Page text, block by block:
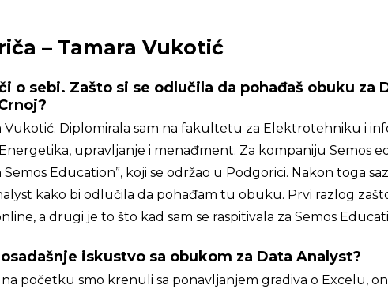
– Tamara Vukotić
o sebi. Zašto si se odlučila da pohađaš obuku za
Vukotić. Diplomirala sam na fakultetu za Elektrotehniku i
upravljanje i menađment. Za kompaniju Semos
Education”, koji se održao u Podgorici. Nakon toga
kako bi odlučila da pohađam tu obuku. Prvi razlog
a drugi je to što kad sam se raspitivala za Semos
iskustvo sa obukom za Data Analyst?
na početku smo krenuli sa ponavljanjem gradiva o Excelu,